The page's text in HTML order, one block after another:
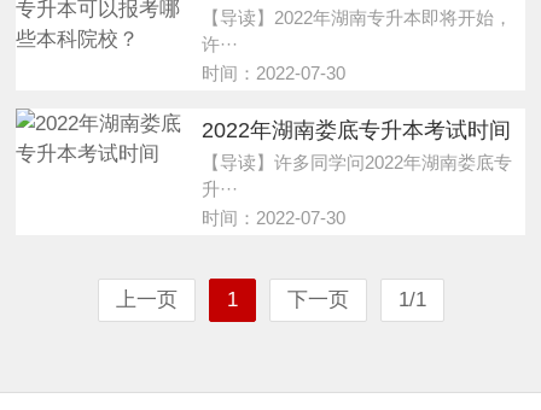
【导读】2022年湖南专升本即将开始，
许···
时间：2022-07-30
2022年湖南娄底专升本考试时间
【导读】许多同学问2022年湖南娄底专
升···
时间：2022-07-30
上一页 1 下一页 1/1